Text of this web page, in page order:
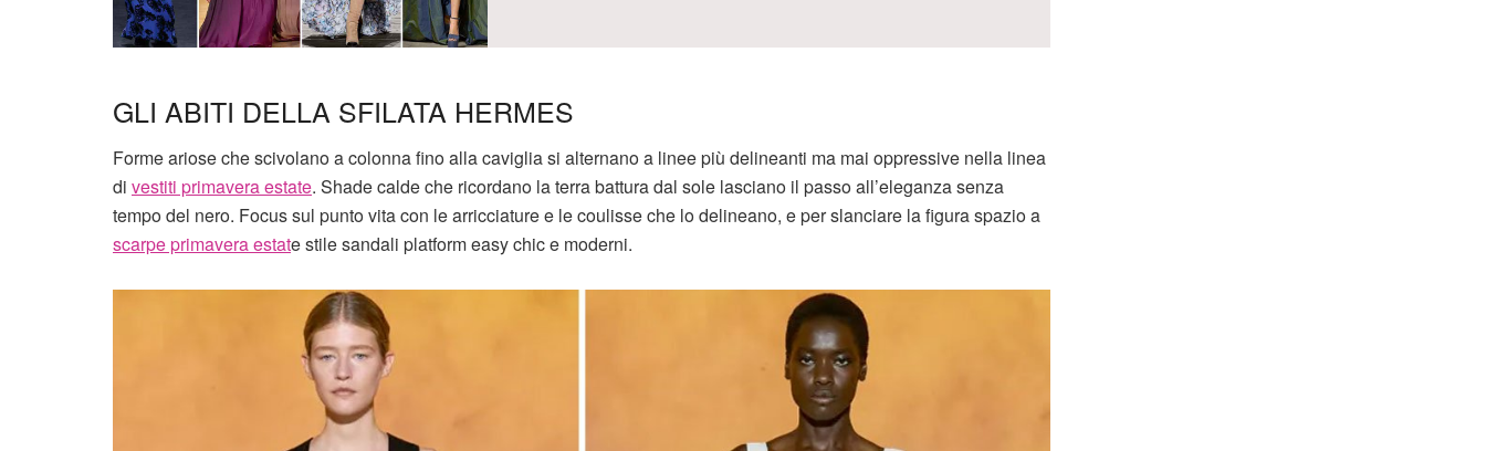
GLI ABITI DELLA SFILATA HERMES
Forme ariose che scivolano a colonna fino alla caviglia si alternano a linee più delineanti ma mai oppressive nella linea
di vestiti primavera estate. Shade calde che ricordano la terra battura dal sole lasciano il passo all’eleganza senza
tempo del nero. Focus sul punto vita con le arricciature e le coulisse che lo delineano, e per slanciare la figura spazio a
scarpe primavera estate stile sandali platform easy chic e moderni.